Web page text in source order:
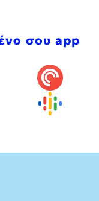
σου app